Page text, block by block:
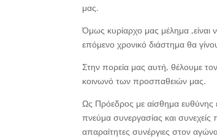
μας.
Όμως κυρίαρχο μας μέλημα
επόμενο χρονικό διάστημα θα
Στην πορεία μας αυτή, θέλουμε
κοινωνό των προσπαθειών μας.
Ως Πρόεδρος με αίσθημα ευθύνης
πνεύμα συνεργασίας και συνεχείς
απαραίτητες συνέργιες στον